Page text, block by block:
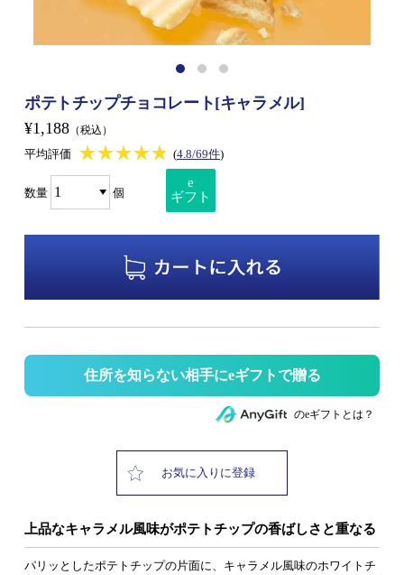
ポテトチップチョコレート[キャラメル]
¥1,188 （税込）
平均評価 ★★★★★
★★★★★ (4.8/69件)
数量 個
e
ギフト
住所を知らない相手にeギフトで贈る
のeギフトとは？
お気に入りに登録
上品なキャラメル風味がポテトチップの香ばしさと重なる
パリッとしたポテトチップの片面に、キャラメル風味のホワイトチ